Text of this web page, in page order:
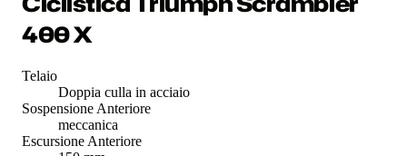
400 X
Telaio
Doppia culla in acciaio
Sospensione Anteriore
meccanica
Escursione Anteriore